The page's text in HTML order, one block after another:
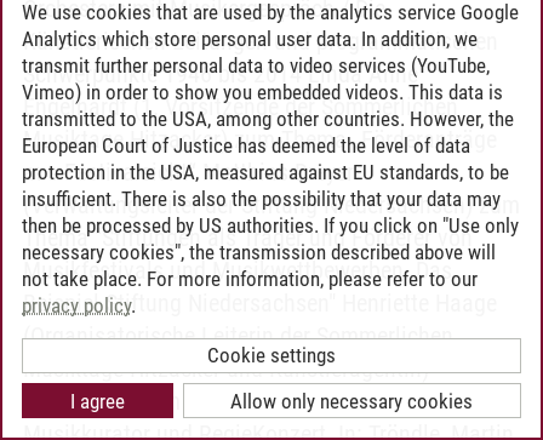
Orchesters mit Musikergespräch / Die
Künstlerischen Leitungen und programmatischen
Schwerpunkte 1946 bis 2014 Linda Anne
Engelhardt (1. Vorsitzende der Sommerlichen
Musiktage Hitzacker) zum Thema „Förderanträge
aus Festivalsicht“ Matthias Dreyer
(Verwaltungsleiter der Stiftung Niedersachsen) zum
Thema "Stiftungen als Träger und Förderer von
Musikfestivals und Musikwettbewerben. Das
Beispiel Stiftung Niedersachsen" Henriette Haage
(Organisatorische Leiterin der Sommerlichen
Musiktage Hitzacker und Künstleragentin)
Pflichtlektüre im WS 2013/14: Fein, Markus:
Musikkurator und RegieKonzert. In: Tröndle, Martin
We use cookies that are used by the analytics service Google
Analytics which store personal user data. In addition, we
transmit further personal data to video services (YouTube,
Vimeo) in order to show you embedded videos. This data is
transmitted to the USA, among other countries. However, the
European Court of Justice has deemed the level of data
protection in the USA, measured against EU standards, to be
insufficient. There is also the possibility that your data may
then be processed by US authorities. If you click on "Use only
necessary cookies", the transmission described above will
not take place. For more information, please refer to our
privacy policy.
Cookie settings
Allow only necessary cookies
I agree